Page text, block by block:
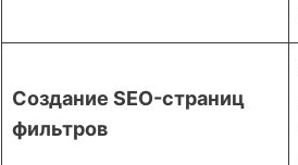
Создание SEO-страниц
фильтров